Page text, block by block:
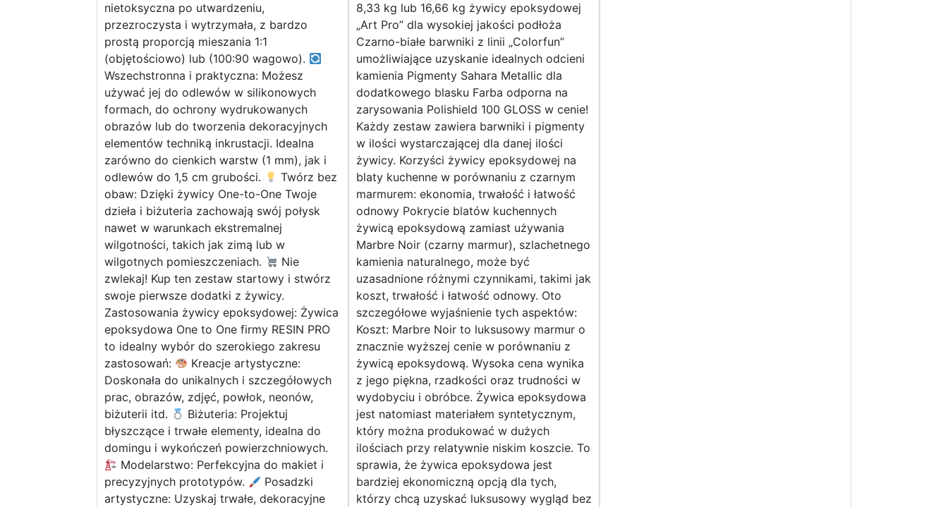
nietoksyczna po utwardzeniu,
przezroczysta i wytrzymała, z bardzo
prostą proporcją mieszania 1:1
(objętościowo) lub (100:90 wagowo).
Wszechstronna i praktyczna: Możesz
używać jej do odlewów w silikonowych
formach, do ochrony wydrukowanych
obrazów lub do tworzenia dekoracyjnych
elementów techniką inkrustacji. Idealna
zarówno do cienkich warstw (1 mm), jak i
odlewów do 1,5 cm grubości.
Twórz bez
obaw: Dzięki żywicy One-to-One Twoje
dzieła i biżuteria zachowają swój połysk
nawet w warunkach ekstremalnej
wilgotności, takich jak zimą lub w
wilgotnych pomieszczeniach.
Nie
zwlekaj! Kup ten zestaw startowy i stwórz
swoje pierwsze dodatki z żywicy.
Zastosowania żywicy epoksydowej: Żywica
epoksydowa One to One firmy RESIN PRO
to idealny wybór do szerokiego zakresu
zastosowań:
Kreacje artystyczne:
Doskonała do unikalnych i szczegółowych
prac, obrazów, zdjęć, powłok, neonów,
biżuterii itd.
Biżuteria: Projektuj
błyszczące i trwałe elementy, idealna do
domingu i wykończeń powierzchniowych.
Modelarstwo: Perfekcyjna do makiet i
precyzyjnych prototypów.
Posadzki
artystyczne: Uzyskaj trwałe, dekoracyjne
8,33 kg lub 16,66 kg żywicy epoksydowej
„Art Pro” dla wysokiej jakości podłoża
Czarno-białe barwniki z linii „Colorfun”
umożliwiające uzyskanie idealnych odcieni
kamienia Pigmenty Sahara Metallic dla
dodatkowego blasku Farba odporna na
zarysowania Polishield 100 GLOSS w cenie!
Każdy zestaw zawiera barwniki i pigmenty
w ilości wystarczającej dla danej ilości
żywicy. Korzyści żywicy epoksydowej na
blaty kuchenne w porównaniu z czarnym
marmurem: ekonomia, trwałość i łatwość
odnowy Pokrycie blatów kuchennych
żywicą epoksydową zamiast używania
Marbre Noir (czarny marmur), szlachetnego
kamienia naturalnego, może być
uzasadnione różnymi czynnikami, takimi jak
koszt, trwałość i łatwość odnowy. Oto
szczegółowe wyjaśnienie tych aspektów:
Koszt: Marbre Noir to luksusowy marmur o
znacznie wyższej cenie w porównaniu z
żywicą epoksydową. Wysoka cena wynika
z jego piękna, rzadkości oraz trudności w
wydobyciu i obróbce. Żywica epoksydowa
jest natomiast materiałem syntetycznym,
który można produkować w dużych
ilościach przy relatywnie niskim koszcie. To
sprawia, że żywica epoksydowa jest
bardziej ekonomiczną opcją dla tych,
którzy chcą uzyskać luksusowy wygląd bez